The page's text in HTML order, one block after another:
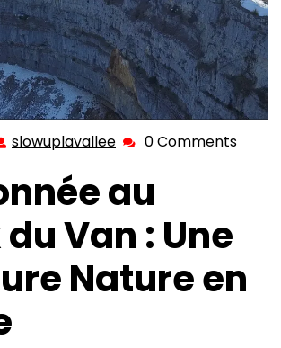
slowuplavallee slowuplavallee
0 Comments
au
Van : Une
Nature en